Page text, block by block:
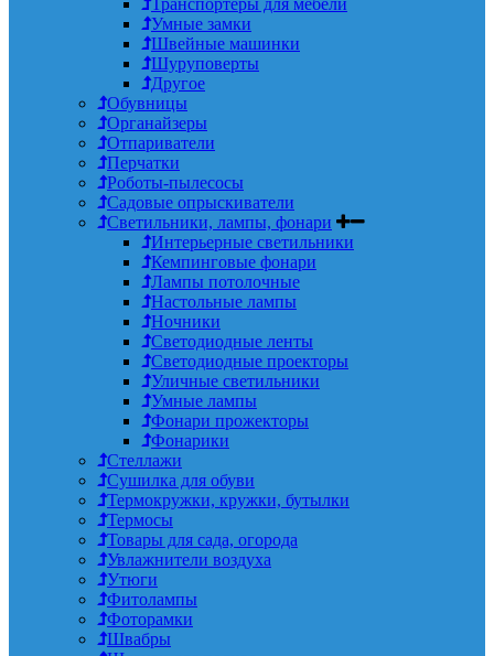
Умные замки
Швейные машинки
Шуруповерты
Другое
Обувницы
Органайзеры
Отпариватели
Перчатки
Роботы-пылесосы
Садовые опрыскиватели
Светильники, лампы, фонари
Интерьерные светильники
Кемпинговые фонари
Лампы потолочные
Настольные лампы
Ночники
Светодиодные ленты
Светодиодные проекторы
Уличные светильники
Умные лампы
Фонари прожекторы
Фонарики
Стеллажи
Сушилка для обуви
Термокружки, кружки, бутылки
Термосы
Товары для сада, огорода
Увлажнители воздуха
Утюги
Фитолампы
Фоторамки
Швабры